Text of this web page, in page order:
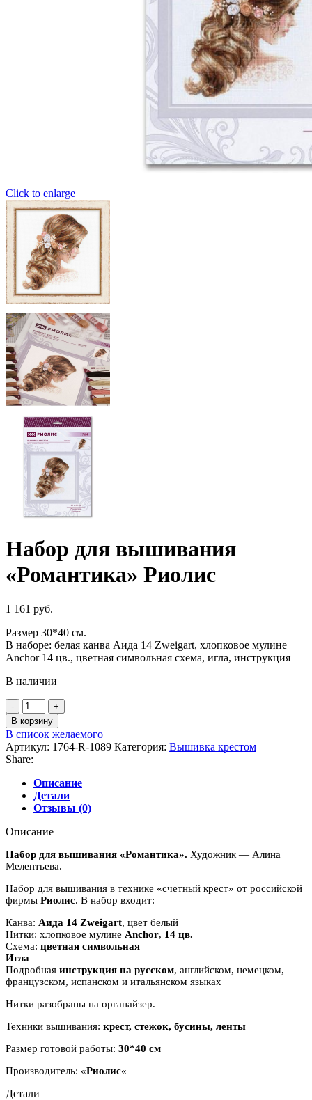
Click to enlarge
Набор для вышивания
«Романтика» Риолис
1 161 руб.
Размер 30*40 см.
В наборе: белая канва Аида 14 Zweigart, хлопковое мулине
Anchor 14 цв., цветная символьная схема, игла, инструкция
В наличии
Количество
товара
Набор
для
вышивания
"Романтика"
Риолис
В корзину
В список желаемого
Артикул: 1764-R-1089 Категория: Вышивка крестом
Share:
Описание
Детали
Отзывы (0)
Описание
Набор для вышивания «Романтика». Художник — Алина
Мелентьева.
Набор для вышивания в технике «счетный крест» от российской
фирмы Риолис. В набор входит:
Канва: Аида 14 Zweigart, цвет белый
Нитки: хлопковое мулине Anchor, 14 цв.
Схема: цветная символьная
Игла
Подробная инструкция на русском, английском, немецком,
французском, испанском и итальянском языках
Нитки разобраны на органайзер.
Техники вышивания: крест, стежок, бусины, ленты
Размер готовой работы: 30*40 см
Производитель: «Риолис«
Детали